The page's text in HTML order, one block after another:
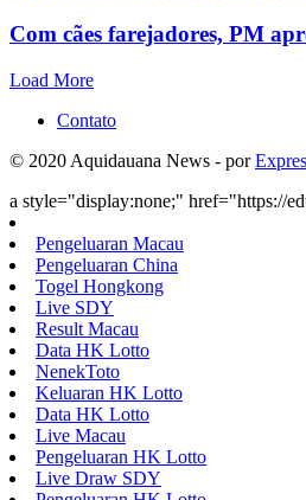
Com cães farejadores, PM
Load More
Contato
© 2020 Aquidauana News - por
a style="display:none;" href="https://
Pengeluaran Macau
Pengeluaran China
Togel Hongkong
Live SDY
Result Macau
Data HK Lotto
NenekToto
Keluaran HK Lotto
Data HK Lotto
Live Macau
Pengeluaran HK Lotto
Live Draw SDY